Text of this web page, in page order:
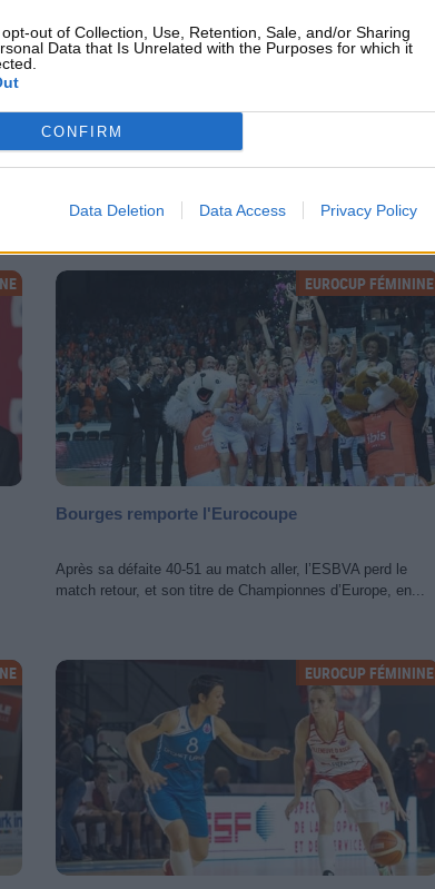
out of Collection, Use, Retention, Sale, and/or Sharing
Data that Is Unrelated with the Purposes for which it
CONFIRM
Data Deletion Data Access Privacy Policy
Eurocoupe: un tour de qualification pour 16
clubs
qualification les 6 et 13 octobre prochain.
EUROCUP FÉMININE
Bourges remporte l'Eurocoupe
Après sa défaite 40-51 au match aller, l’ESBVA perd le
match retour, et son titre de Championnes d’Europe, en...
EUROCUP FÉMININE